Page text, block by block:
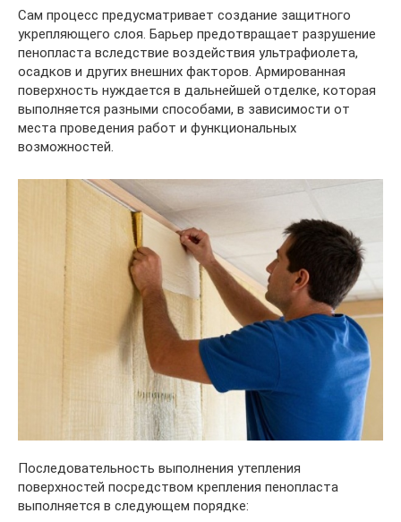
Сам процесс предусматривает создание защитного
укрепляющего слоя. Барьер предотвращает разрушение
пенопласта вследствие воздействия ультрафиолета,
осадков и других внешних факторов. Армированная
поверхность нуждается в дальнейшей отделке, которая
выполняется разными способами, в зависимости от
места проведения работ и функциональных
возможностей.
Последовательность выполнения утепления
поверхностей посредством крепления пенопласта
выполняется в следующем порядке: